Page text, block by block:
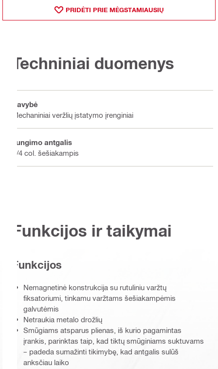
PRIDĖTI PRIE MĖGSTAMIAUSIŲ
Techniniai duomenys
Savybė
Mechaniniai veržlių įstatymo įrenginiai
Jungimo antgalis
1/4 col. šešiakampis
Funkcijos ir taikymai
Funkcijos
Nemagnetinė konstrukcija su rutuliniu varžtų
fiksatoriumi, tinkamu varžtams šešiakampėmis
galvutėmis
Netraukia metalo drožlių
Smūgiams atsparus plienas, iš kurio pagamintas
įrankis, parinktas taip, kad tiktų smūginiams suktuvams
– padeda sumažinti tikimybę, kad antgalis sulūš
anksčiau laiko